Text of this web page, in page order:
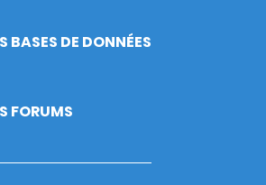
BASES DE DONNÉES
FORUMS